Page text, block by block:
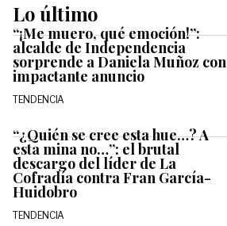
Lo último
“¡Me muero, qué emoción!”:
alcalde de Independencia
sorprende a Daniela Muñoz con
impactante anuncio
TENDENCIA
“¿Quién se cree esta hue…? A
esta mina no…”: el brutal
descargo del líder de La
Cofradía contra Fran García-
Huidobro
TENDENCIA